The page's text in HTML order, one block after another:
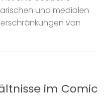
und medialen
von
im Comic